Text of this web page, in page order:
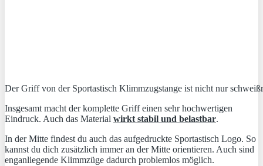
Der Griff von der Sportastisch Klimmzugstange ist nicht nur
Insgesamt macht der komplette Griff einen sehr hochwertigen
Eindruck. Auch das Material wirkt stabil und belastbar.
In der Mitte findest du auch das aufgedruckte Sportastisch Logo. So
kannst du dich zusätzlich immer an der Mitte orientieren. Auch sind
enganliegende Klimmzüge dadurch problemlos möglich.